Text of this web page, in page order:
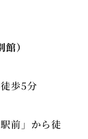
）
歩5分
前」から徒